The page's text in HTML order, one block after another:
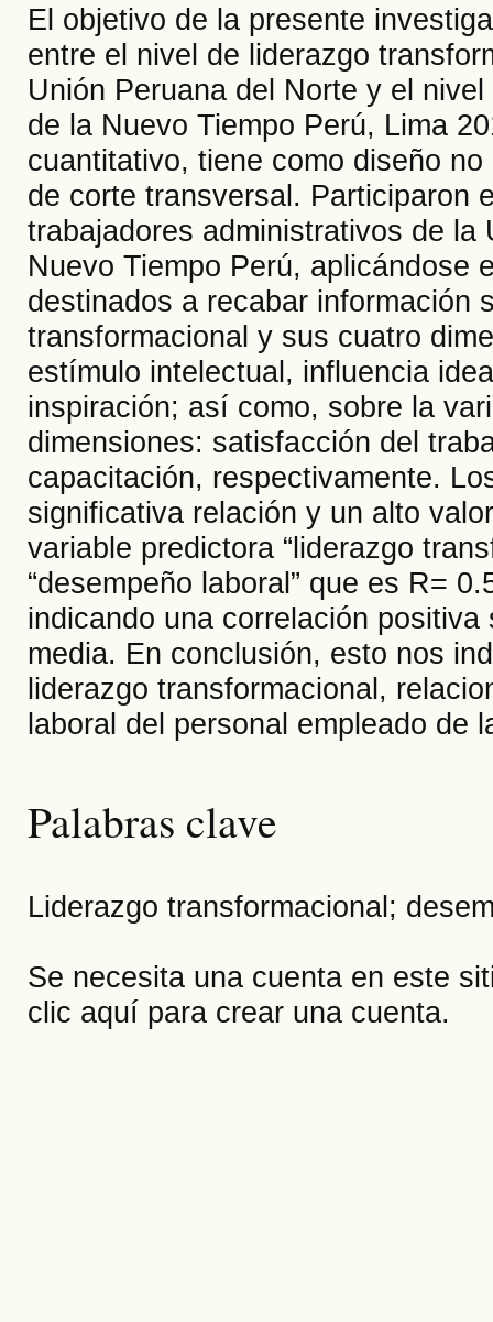
El objetivo de la presente
entre el nivel de liderazgo
Unión Peruana del Norte y el
de la Nuevo Tiempo Perú, Lima
cuantitativo, tiene como diseño
de corte transversal. Participaron
trabajadores administrativos de
Nuevo Tiempo Perú, aplicándose
destinados a recabar información
transformacional y sus cuatro
estímulo intelectual, influencia
inspiración; así como, sobre la
dimensiones: satisfacción del
capacitación, respectivamente.
significativa relación y un alto
variable predictora “liderazgo
“desempeño laboral” que es R=
indicando una correlación
media. En conclusión, esto nos
liderazgo transformacional,
laboral del personal empleado de
Palabras clave
Liderazgo transformacional;
Se necesita una cuenta en este
clic aquí para crear una cuenta.